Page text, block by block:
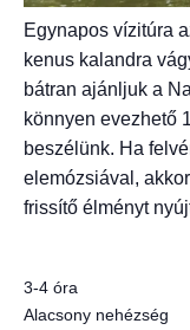
Egynapos vízitúra
kenus kalandra
bátran ajánljuk a
könnyen evezhető
beszélünk. Ha
elemózsiával,
frissítő élményt
3-4 óra
Alacsony nehézség